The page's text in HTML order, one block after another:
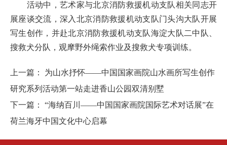
活动中，艺术家与北京消防救援机动支队相关同志开
展座谈交流，深入北京消防救援机动支队门头沟大队开展
写生创作，并赴北京消防救援机动支队海淀大队二中队、
搜救犬分队，观摩野外绳索作业及搜救犬专项训练。
上一篇： 为山水抒怀——中国国家画院山水画所写生创作
研究系列活动第一站走进香山公园双清别墅
下一篇： “海纳百川——中国国家画院国际艺术对话展”在
荷兰海牙中国文化中心启幕